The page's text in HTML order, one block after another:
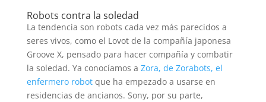
Robots contra la soledad
La tendencia son robots cada vez más parecidos a
seres vivos, como el Lovot de la compañía japonesa
Groove X, pensado para hacer compañía y combatir
la soledad. Ya conocíamos a Zora, de Zorabots, el
enfermero robotque ha empezado a usarse en
residencias de ancianos. Sony, por su parte,